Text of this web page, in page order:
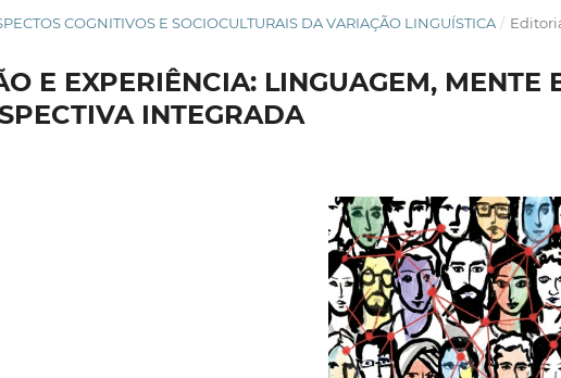
COGNITIVOS E SOCIOCULTURAIS DA VARIAÇÃO LINGUÍSTICA /
E EXPERIÊNCIA: LINGUAGEM, MENTE
INTEGRADA